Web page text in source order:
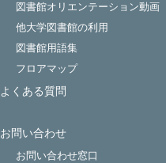
図書館オリエンテーション動画
他大学図書館の利用
図書館用語集
フロアマップ
よくある質問
お問い合わせ
お問い合わせ窓口